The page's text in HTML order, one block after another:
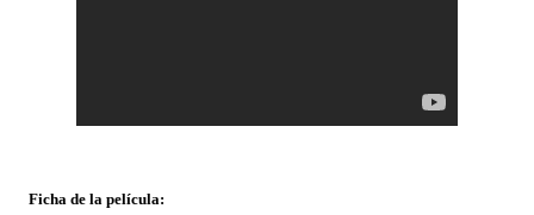
Ficha de la película: